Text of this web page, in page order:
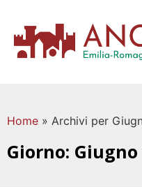
Home » Archivi per
Giorno: Giugno